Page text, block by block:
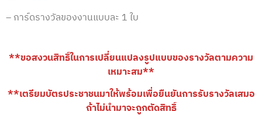
– การ์ดรางวัลของงานแบบละ 1 ใบ
**ขอสงวนสิทธิ์ในการเปลี่ยนแปลงรูปแบบของรางวัลตามความ
เหมาะสม**
**เตรียมบัตรประชาชนมาให้พร้อมเพื่อยืนยันการรับรางวัลเสมอ
ถ้าไม่นำมาจะถูกตัดสิทธิ์